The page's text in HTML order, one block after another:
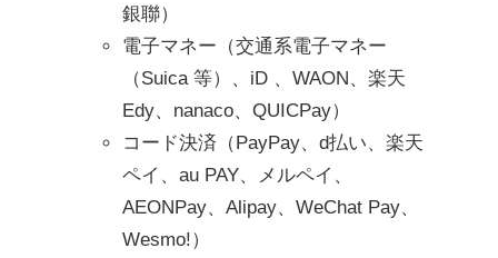
銀聯）
電子マネー（交通系電子マネー
（Suica 等）、iD 、WAON、楽天
Edy、nanaco、QUICPay）
コード決済（PayPay、d払い、楽天
ペイ、au PAY、メルペイ、
AEONPay、Alipay、WeChat Pay、
Wesmo!）